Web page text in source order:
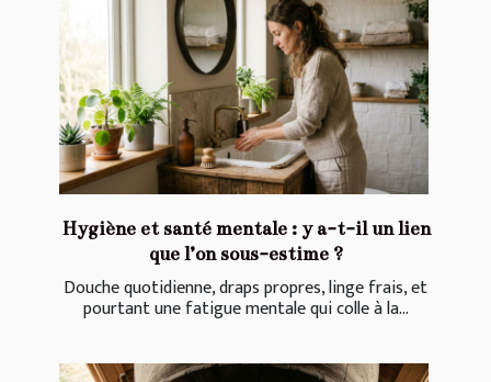
Hygiène et santé mentale : y a-t-il un lien
que l’on sous-estime ?
Douche quotidienne, draps propres, linge frais, et
pourtant une fatigue mentale qui colle à la...